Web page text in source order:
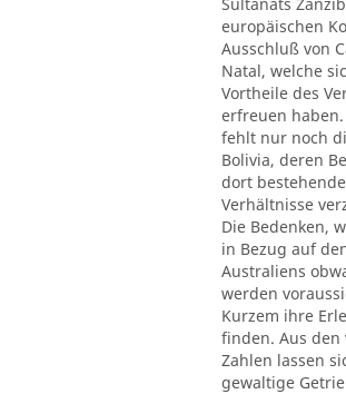
europäischen
Ausschluß von
Natal, welche
Vortheile des
erfreuen haben.
fehlt nur noch
Bolivia, deren
dort
Verhältnisse
Die Bedenken,
in Bezug auf
Australiens
werden
Kurzem ihre
finden. Aus
Zahlen lassen
gewaltige